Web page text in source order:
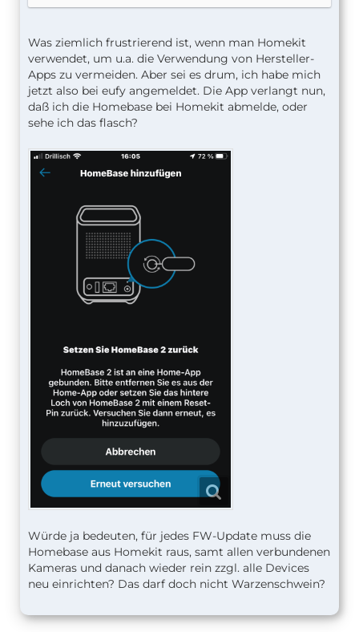
Was ziemlich frustrierend ist, wenn man Homekit
verwendet, um u.a. die Verwendung von Hersteller-
Apps zu vermeiden. Aber sei es drum, ich habe mich
jetzt also bei eufy angemeldet. Die App verlangt nun,
daß ich die Homebase bei Homekit abmelde, oder
sehe ich das flasch?
Würde ja bedeuten, für jedes FW-Update muss die
Homebase aus Homekit raus, samt allen verbundenen
Kameras und danach wieder rein zzgl. alle Devices
neu einrichten? Das darf doch nicht Warzenschwein?